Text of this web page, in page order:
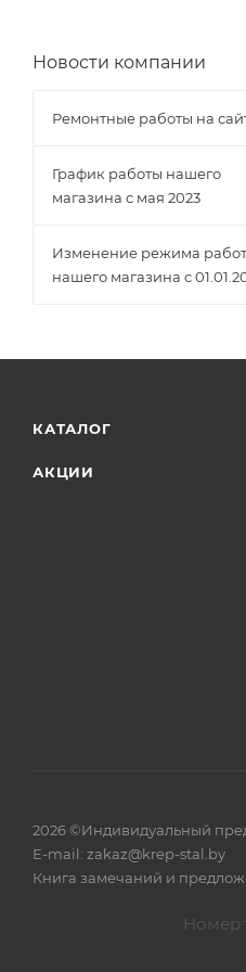
Новости компании
Ремонтные работы на
График работы нашего
магазина с мая 2023
Изменение режима
нашего магазина с
КАТАЛОГ
АКЦИИ
2026 ©Индивидуальный
E-mail: zakaz@krep-stal.by
Книга замечаний и